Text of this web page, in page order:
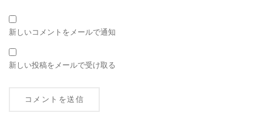
新しいコメントをメールで通知
新しい投稿をメールで受け取る